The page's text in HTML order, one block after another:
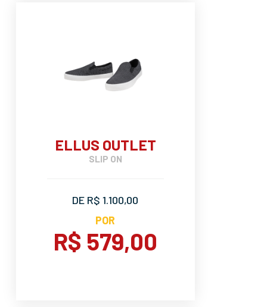
ELLUS OUTLET
SLIP ON
DE R$ 1.100,00
POR
R$ 579,00